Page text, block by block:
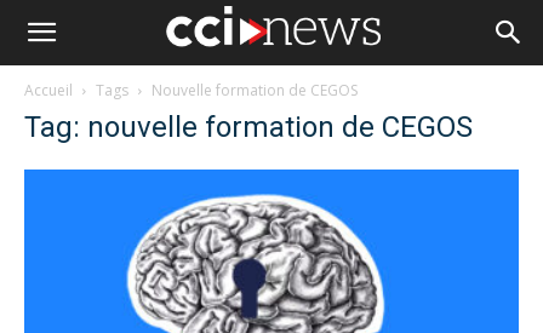
Accueil Tags Nouvelle formation de CEGOS
Tag: nouvelle formation de CEGOS